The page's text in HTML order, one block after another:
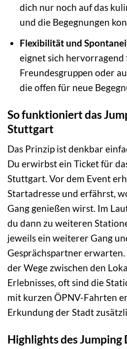
dich nur noch auf das
und die Begegnungen
Flexibilität und
eignet sich hervorragend
Freundesgruppen oder
die offen für neue
So funktioniert das
Stuttgart
Das Prinzip ist denkbar
Du erwirbst ein Ticket für
Stuttgart. Vor dem Event
Startadresse und erfährst,
Gang genießen wirst. Im
du dann zu weiteren
jeweils ein weiterer Gang
Gesprächspartner
der Wege zwischen den
Erlebnisses, oft sind die
mit kurzen ÖPNV-Fahrten
Erkundung der Stadt
Highlights des Jumping